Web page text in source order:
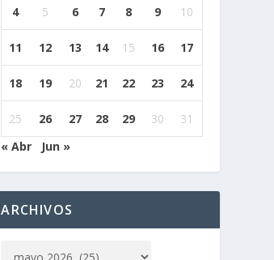
4 5 6 7 8 9 10
11 12 13 14 15 16 17
18 19 20 21 22 23 24
25 26 27 28 29 30
31
« Abr
Jun »
ARCHIVOS